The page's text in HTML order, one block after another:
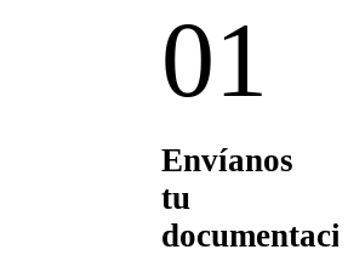
01
Envíanos
tu